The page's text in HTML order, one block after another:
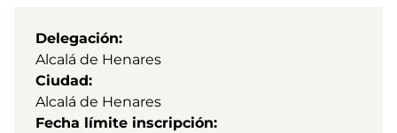
Delegación
Alcalá de Henares
Ciudad
Alcalá de Henares
Fecha límite inscripción